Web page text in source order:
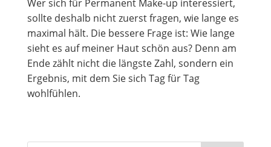
Wer sich für Permanent Make-up interessiert,
sollte deshalb nicht zuerst fragen, wie lange es
maximal hält. Die bessere Frage ist: Wie lange
sieht es auf meiner Haut schön aus? Denn am
Ende zählt nicht die längste Zahl, sondern ein
Ergebnis, mit dem Sie sich Tag für Tag
wohlfühlen.